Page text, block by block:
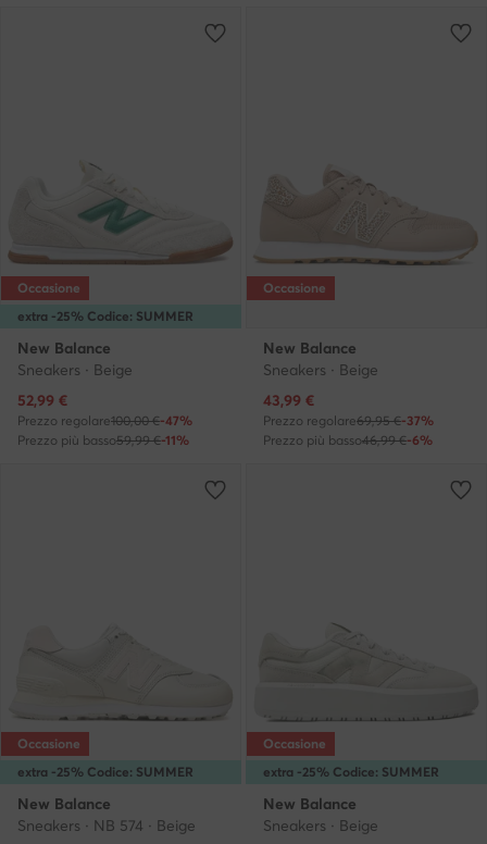
extra -25% Codice: SUMMER
Occasione
New Balance
Sneakers · Beige
Prezzo attuale
52,99 €
Prezzo regolare100,00 €-47%
Prezzo più basso59,99 €-11%
Occasione
New Balance
Sneakers · Beige
Prezzo attuale
43,99 €
Prezzo regolare69,95 €-37%
Prezzo più basso46,99 €-6%
extra -25% Codice: SUMMER
Occasione
New Balance
Sneakers · NB 574 · Beige
extra -25% Codice: SUMMER
Occasione
New Balance
Sneakers · Beige